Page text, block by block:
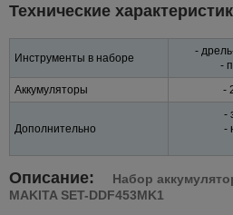
Технические
Инструменты в наборе
-
-
Аккумуляторы
-
Дополнительно
-
-
Описание:
Набор
MAKITA SET-DDF453MK1